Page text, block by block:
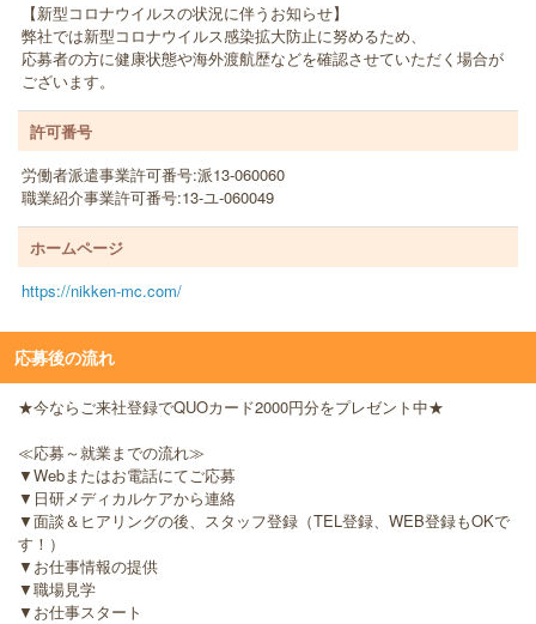
【新型コロナウイルスの状況に伴うお知らせ】
弊社では新型コロナウイルス感染拡大防止に努めるため、
応募者の方に健康状態や海外渡航歴などを確認させていただく場合が
ございます。
許可番号
労働者派遣事業許可番号:派13-060060
職業紹介事業許可番号:13-ユ-060049
ホームページ
https://nikken-mc.com/
応募後の流れ
★今ならご来社登録でQUOカード2000円分をプレゼント中★
≪応募～就業までの流れ≫
▼Webまたはお電話にてご応募
▼日研メディカルケアから連絡
▼面談＆ヒアリングの後、スタッフ登録（TEL登録、WEB登録もOKで
す！）
▼お仕事情報の提供
▼職場見学
▼お仕事スタート